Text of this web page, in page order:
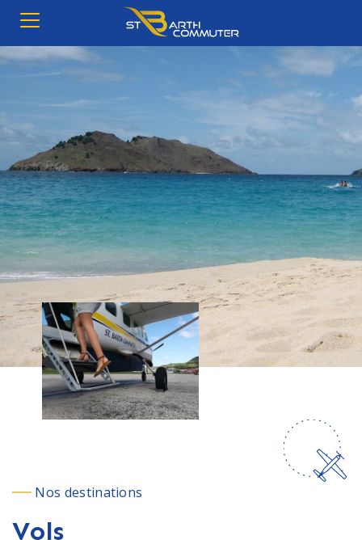
Nos destinations
Vols